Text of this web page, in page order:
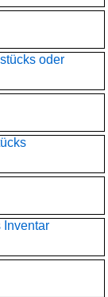
oder
Inventar